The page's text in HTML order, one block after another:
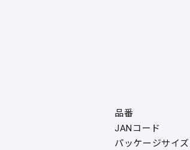
品番
JANコード
パッケージサイズ